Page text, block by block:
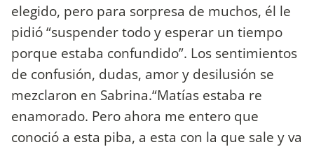
elegido, pero para sorpresa de muchos, él le
pidió “suspender todo y esperar un tiempo
porque estaba confundido”. Los sentimientos
de confusión, dudas, amor y desilusión se
mezclaron en Sabrina.“Matías estaba re
enamorado. Pero ahora me entero que
conoció a esta piba, a esta con la que sale y va